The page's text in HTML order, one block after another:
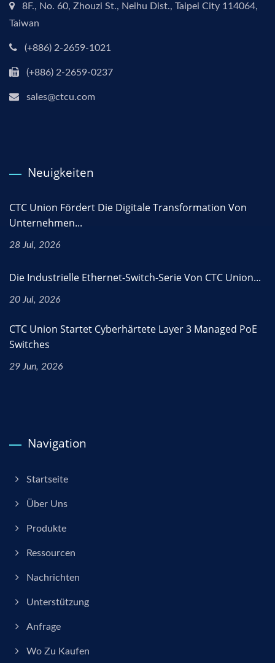
8F., No. 60, Zhouzi St., Neihu Dist., Taipei City 114064,
Taiwan
(+886) 2-2659-1021
(+886) 2-2659-0237
sales@ctcu.com
Neuigkeiten
CTC Union Fördert Die Digitale Transformation Von
Unternehmen...
28 Jul, 2026
Die Industrielle Ethernet-Switch-Serie Von CTC Union...
20 Jul, 2026
CTC Union Startet Cyberhärtete Layer 3 Managed PoE
Switches
29 Jun, 2026
Navigation
Startseite
Über Uns
Produkte
Ressourcen
Nachrichten
Unterstützung
Anfrage
Wo Zu Kaufen